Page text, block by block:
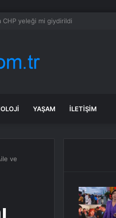
AŞK, EVLİLİK, SAĞLIK
YAŞAM İLETIŞIM
ve